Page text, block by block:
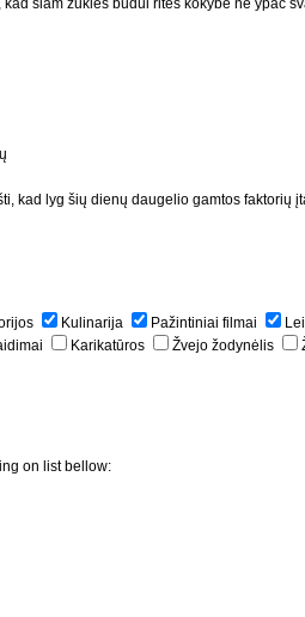
šiam žūklės būdui ritės kokybė ne ypač
kad lyg šių dienų daugelio gamtos faktorių
Kulinarija Pažintiniai filmai
Karikatūros Žvejo žodynėlis
on list bellow: